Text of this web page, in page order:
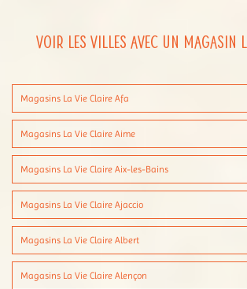
Voir les villes avec un magasin
Magasins La Vie Claire Afa
Magasins La Vie Claire Aime
Magasins La Vie Claire Aix-les-Bains
Magasins La Vie Claire Ajaccio
Magasins La Vie Claire Albert
Magasins La Vie Claire Alençon